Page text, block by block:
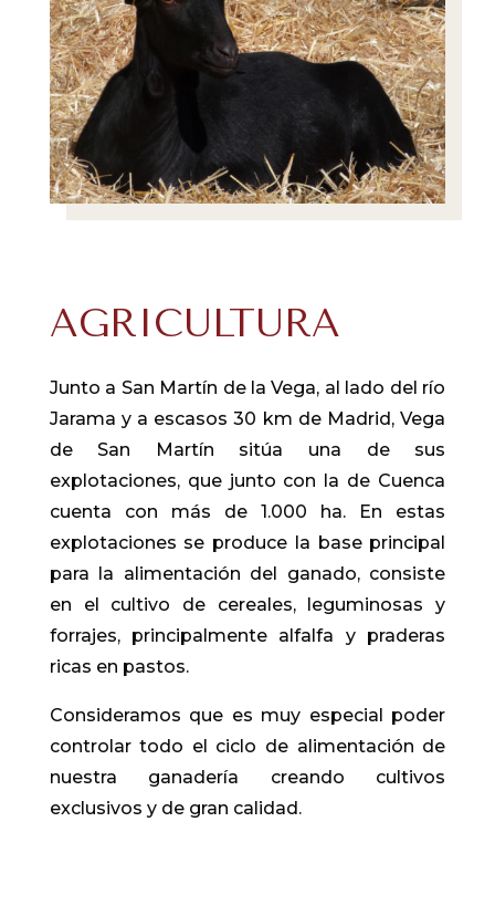
AGRICULTURA
Junto a San Martín de la Vega, al lado del río
Jarama y a escasos 30 km de Madrid, Vega
de San Martín sitúa una de sus
explotaciones, que junto con la de Cuenca
cuenta con más de 1.000 ha. En estas
explotaciones se produce la base principal
para la alimentación del ganado, consiste
en el cultivo de cereales, leguminosas y
forrajes, principalmente alfalfa y praderas
ricas en pastos.
Consideramos que es muy especial poder
controlar todo el ciclo de alimentación de
nuestra ganadería creando cultivos
exclusivos y de gran calidad.